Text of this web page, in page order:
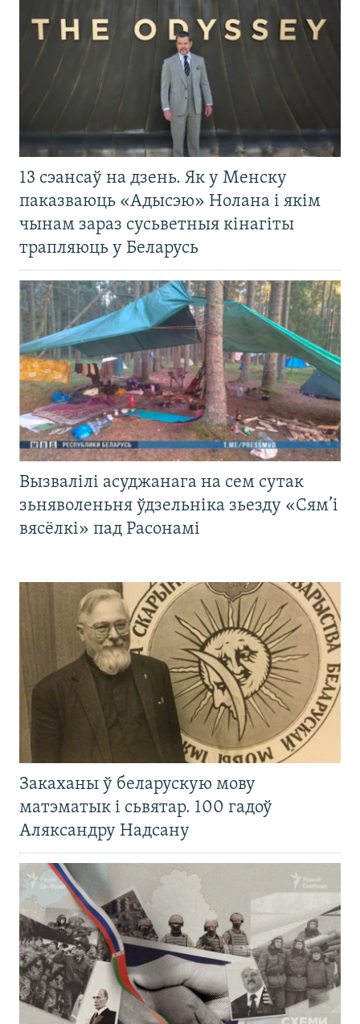
13 сэансаў на дзень. Як у Менску
паказваюць «Адысэю» Нолана і якім
чынам зараз сусьветныя кінагіты
трапляюць у Беларусь
Вызвалілі асуджанага на сем сутак
зьняволеньня ўдзельніка зьезду «Сям’і
вясёлкі» пад Расонамі
Закаханы ў беларускую мову
матэматык і сьвятар. 100 гадоў
Аляксандру Надсану